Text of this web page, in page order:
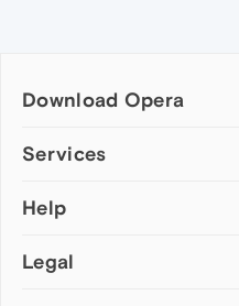
Download Opera
Computer browsers
Opera for Mac
Opera beta version
Services
Add-ons
Wallpapers
Help
Help & support
Legal